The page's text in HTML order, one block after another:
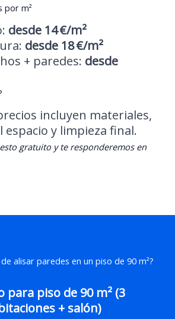
por m²
desde 14 €/m²
desde 18 €/m²
+ paredes: desde
incluyen materiales,
espacio y limpieza final.
gratuito y te responderemos en
alisar paredes en un piso de 90 m²?
para piso de 90 m² (3
+ salón)